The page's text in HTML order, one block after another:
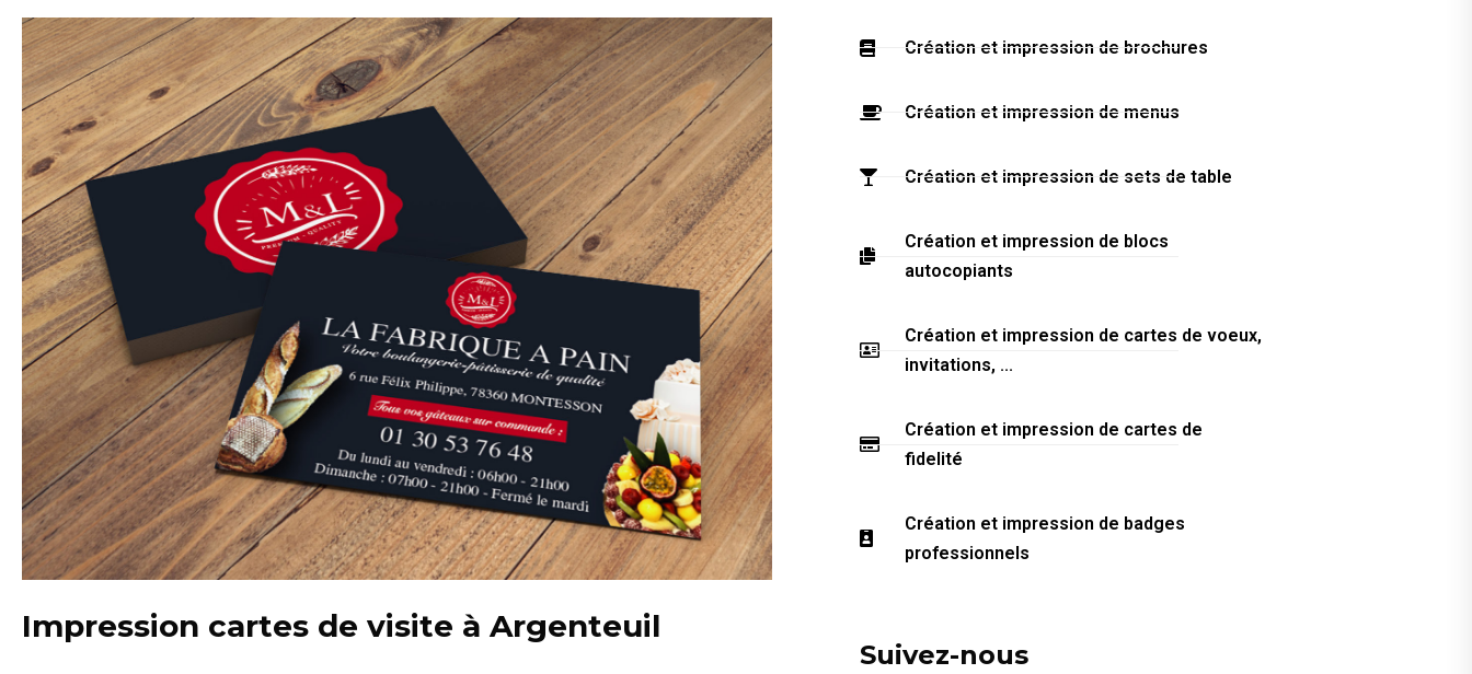
Impression cartes de visite à Argenteuil
Création et impression de brochures
Création et impression de menus
Création et impression de sets de table
Création et impression de blocs
autocopiants
Création et impression de cartes de voeux,
invitations, ...
Création et impression de cartes de
fidelité
Création et impression de badges
professionnels
Suivez-nous